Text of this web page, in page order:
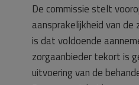
De commissie stelt
aansprakelijkheid van
is dat voldoende
zorgaanbieder tekort is
uitvoering van de